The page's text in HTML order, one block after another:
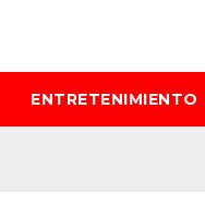
ENTRETENIMIENTO